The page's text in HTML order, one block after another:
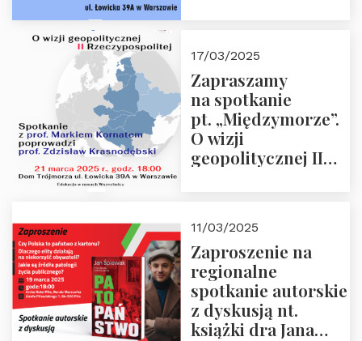
“Rosja-Niemcy…”
17/03/2025
Zapraszamy
na spotkanie
pt. „Międzymorze”.
O wizji
geopolitycznej II
i prof.
Krasnodębski
11/03/2025
Zaproszenie na
regionalne
spotkanie autorskie
z dyskusją nt.
książki dra Jana